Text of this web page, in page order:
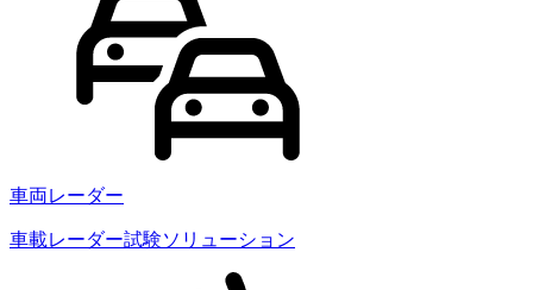
車両レーダー
車載レーダー試験ソリューション